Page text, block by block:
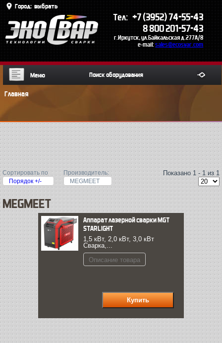
Город: выбрать
Тел: +7 (3952) 74-55-43
8 800 201-57-43
г.Иркутск, ул.Байкальская д.277А/8
e-mail:sales@ecosvar.com
Меню
Главная
Сортировать по
Порядок +/-
Производитель:
MEGMEET
Показано 1 - 1 из 1
MEGMEET
Аппарат лазерной сварки MGT
STARLIGHT
1,5 кВт, 2,0 кВт, 3,0 кВт
Сварка,...
Описание товара